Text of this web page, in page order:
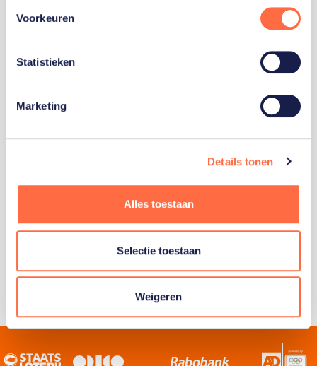
Voorkeuren
Statistieken
Marketing
Details tonen
Alles toestaan
Selectie toestaan
Weigeren
Trotse hoofdsponsor
Staatsloterij is trotse hoofdsponsor van
sportiefste land van de wereld maken.